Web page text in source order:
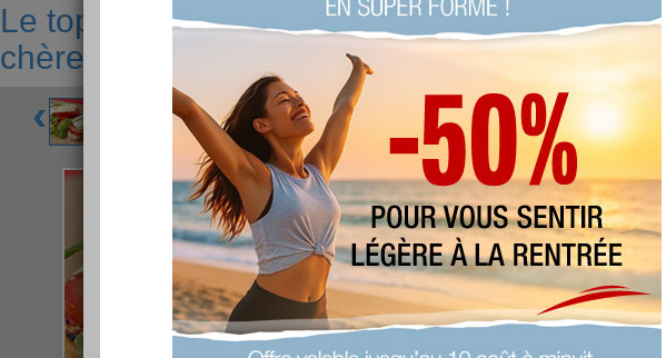
Le top 10 de nos recettes rapides et pas
chères
‹ › 1/10